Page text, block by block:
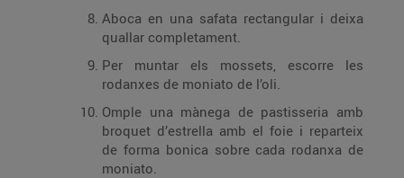
Aboca en una safata rectangular i deixa
quallar completament.
Per muntar els mossets, escorre les
rodanxes de moniato de l’oli.
Omple una mànega de pastisseria amb
broquet d’estrella amb el foie i reparteix
de forma bonica sobre cada rodanxa de
moniato.